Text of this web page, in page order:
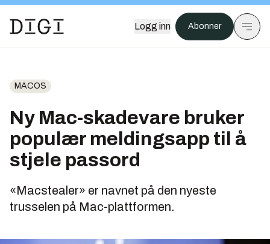
Logg inn Abonner
MACOS
Ny Mac-skadevare bruker
populær meldingsapp til å
stjele passord
«Macstealer» er navnet på den nyeste
trusselen på Mac-plattformen.